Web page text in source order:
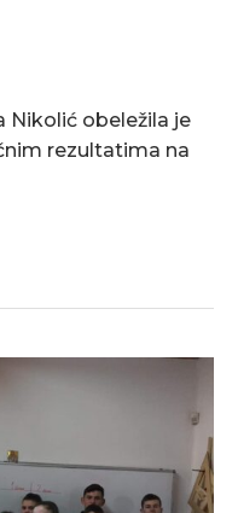
Nikolić obeležila je
rezultatima na